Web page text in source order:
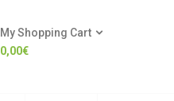
My Shopping Cart
0,00€